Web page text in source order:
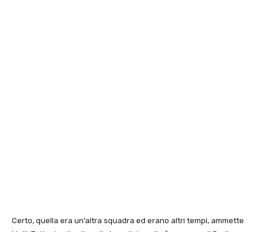
Certo, quella era un’altra squadra ed erano altri tempi, ammette